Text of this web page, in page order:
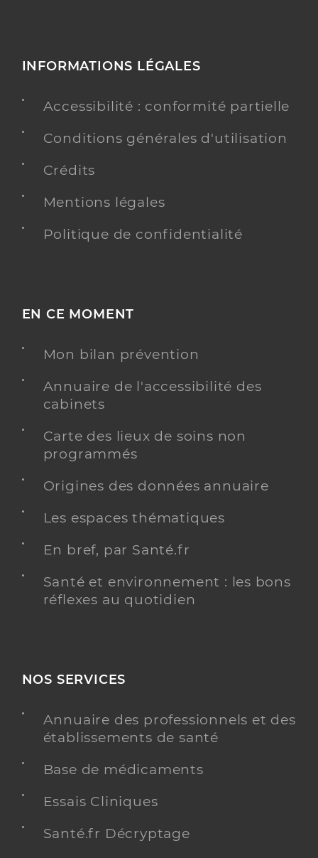
INFORMATIONS LÉGALES
Accessibilité : conformité partielle
Conditions générales d'utilisation
Crédits
Mentions légales
Politique de confidentialité
EN CE MOMENT
Mon bilan prévention
Annuaire de l'accessibilité des
cabinets
Carte des lieux de soins non
programmés
Origines des données annuaire
Les espaces thématiques
En bref, par Santé.fr
Santé et environnement : les bons
réflexes au quotidien
NOS SERVICES
Annuaire des professionnels et des
établissements de santé
Base de médicaments
Essais Cliniques
Santé.fr Décryptage